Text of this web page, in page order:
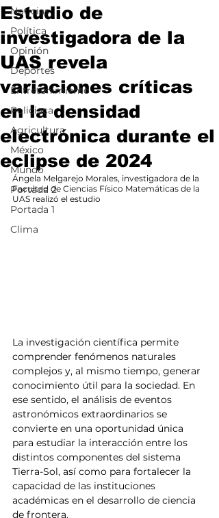
Noticias
Política
Opinión
Deportes
Entretenimiento
Policiaca
Agricultura
México
Mundo
Portada 2
Portada 1
Clima
Estudio de
investigadora de la
UAS revela
variaciones críticas
en la densidad
electrónica durante el
eclipse de 2024
Ángela Melgarejo Morales, investigadora de la
Facultad de Ciencias Físico Matemáticas de la
UAS realizó el estudio
La investigación científica permite
comprender fenómenos naturales
complejos y, al mismo tiempo, generar
conocimiento útil para la sociedad. En
ese sentido, el análisis de eventos
astronómicos extraordinarios se
convierte en una oportunidad única
para estudiar la interacción entre los
distintos componentes del sistema
Tierra-Sol, así como para fortalecer la
capacidad de las instituciones
académicas en el desarrollo de ciencia
de frontera.